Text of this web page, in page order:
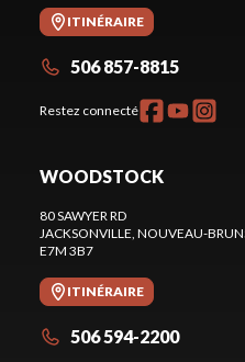
ITINÉRAIRE
506 857-8815
Restez connecté
WOODSTOCK
80 SAWYER RD
JACKSONVILLE , NOUVEAU-
E7M 3B7
ITINÉRAIRE
506 594-2200